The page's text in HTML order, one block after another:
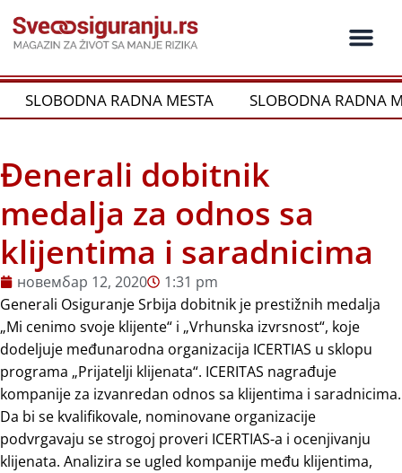
на
садржај
SLOBODNA RADNA MESTA SLOBODNA RADNA
Đenerali dobitnik
medalja za odnos sa
klijentima i saradnicima
новембар 12, 2020
1:31 pm
Generali Osiguranje Srbija dobitnik je prestižnih medalja
„Mi cenimo svoje klijente“ i „Vrhunska izvrsnost“, koje
dodeljuje međunarodna organizacija ICERTIAS u sklopu
programa „Prijatelji klijenata“. ICERITAS nagrađuje
kompanije za izvanredan odnos sa klijentima i saradnicima.
Da bi se kvalifikovale, nominovane organizacije
podvrgavaju se strogoj proveri ICERTIAS-a i ocenjivanju
klijenata. Analizira se ugled kompanije među klijentima,